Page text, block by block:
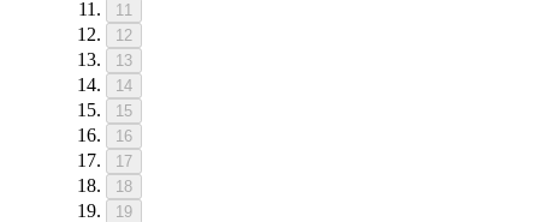
11
12
13
14
15
16
17
18
19